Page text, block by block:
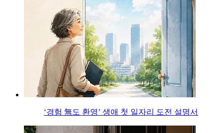
‘경험 無도 환영’ 생애 첫 일자리 도전 설명서